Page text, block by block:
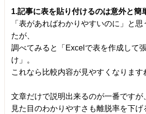
1.記事に表を貼り付けるのは意外と簡
「表があればわかりやすいのに」と
たが、
調べてみると「Excelで表を作成して
け」。
これなら比較内容が見やすくなります
文章だけで説明出来るのが一番ですが
見た目のわかりやすさも離脱率を下げ